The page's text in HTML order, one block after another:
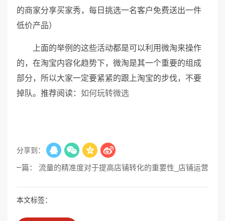
的商家分享买家秀，每日挑选一名客户免费送出一件
低价产品）
上面的举例的这些活动都是可以利用微淘来操作
的，在淘宝内容化趋势下，微淘是其一个重要的组成
部分，所以大家一定要紧紧的跟上淘宝的步伐，不要
掉队。推荐阅读： 如何玩转微选
分享到：
下一篇： 流量的精准度对于提高店铺转化的重要性_店铺运营
本文标签：